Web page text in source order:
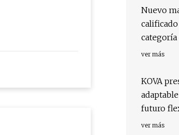
Nuevo
categoría
ver más
KOVA
futuro
ver más